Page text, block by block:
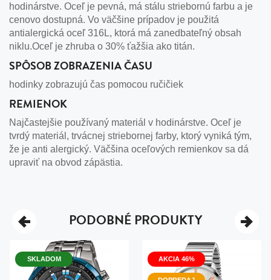
hodinárstve. Oceľ je pevná, má stálu striebornú farbu a je
cenovo dostupná. Vo väčšine prípadov je použitá
antialergická oceľ 316L, ktorá má zanedbateľný obsah
niklu.Oceľ je zhruba o 30% ťažšia ako titán.
SPÔSOB ZOBRAZENIA ČASU
hodinky zobrazujú čas pomocou ručičiek
REMIENOK
Najčastejšie používaný materiál v hodinárstve. Oceľ je
tvrdý materiál, trvácnej striebornej farby, ktorý vyniká tým,
že je anti alergický. Väčšina oceľových remienkov sa dá
upraviť na obvod zápästia.
PODOBNÉ PRODUKTY
SKLADOM AKCIA 46%